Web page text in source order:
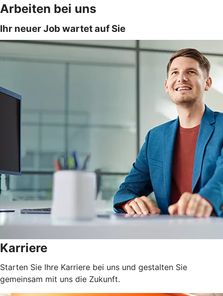
Arbeiten bei uns
Ihr neuer Job wartet auf Sie
Karriere
Starten Sie Ihre Karriere bei uns und gestalten Sie
gemeinsam mit uns die Zukunft.